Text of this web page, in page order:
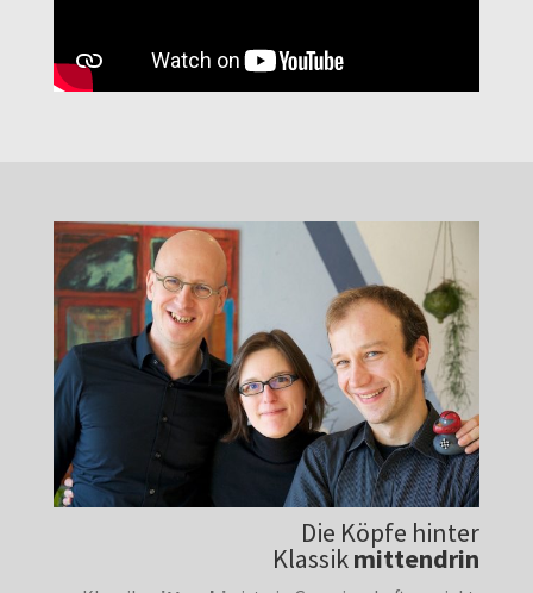
Die Köpfe hinter
Klassikmittendrin